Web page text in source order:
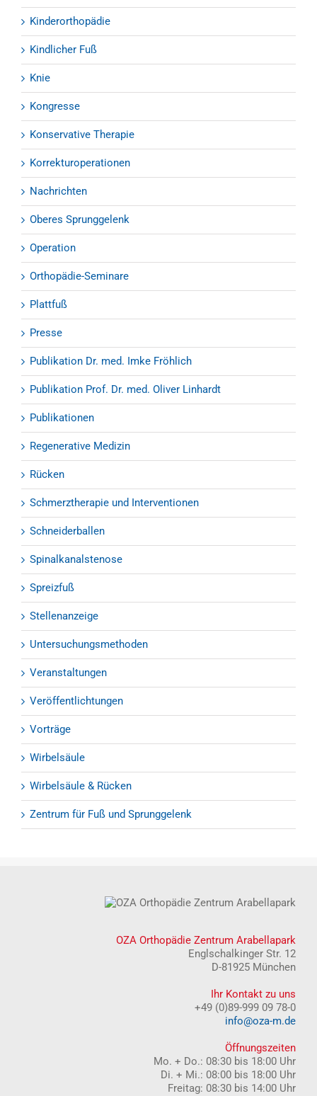
Kinderorthopädie
Kindlicher Fuß
Knie
Kongresse
Konservative Therapie
Korrekturoperationen
Nachrichten
Oberes Sprunggelenk
Operation
Orthopädie-Seminare
Plattfuß
Presse
Publikation Dr. med. Imke Fröhlich
Publikation Prof. Dr. med. Oliver Linhardt
Publikationen
Regenerative Medizin
Rücken
Schmerztherapie und Interventionen
Schneiderballen
Spinalkanalstenose
Spreizfuß
Stellenanzeige
Untersuchungsmethoden
Veranstaltungen
Veröffentlichtungen
Vorträge
Wirbelsäule
Wirbelsäule & Rücken
Zentrum für Fuß und Sprunggelenk
OZA Orthopädie Zentrum Arabellapark
Englschalkinger Str. 12
D-81925 München
Ihr Kontakt zu uns
+49 (0)89-999 09 78-0
info@oza-m.de
Öffnungszeiten
Mo. + Do.: 08:30 bis 18:00 Uhr
Di. + Mi.: 08:00 bis 18:00 Uhr
Freitag: 08:30 bis 14:00 Uhr